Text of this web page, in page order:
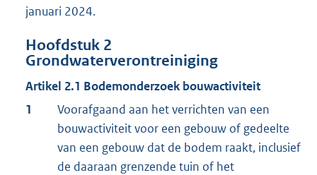
januari 2024.
Hoofdstuk 2
Grondwaterverontreiniging
Artikel 2.1 Bodemonderzoek bouwactiviteit
1
Voorafgaand aan het verrichten van een
bouwactiviteit voor een gebouw of gedeelte
van een gebouw dat de bodem raakt, inclusief
de daaraan grenzende tuin of het